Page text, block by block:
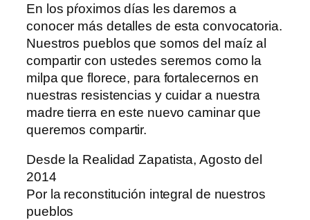
En los pŕoximos días les daremos a
conocer más detalles de esta convocatoria.
Nuestros pueblos que somos del maíz al
compartir con ustedes seremos como la
milpa que florece, para fortalecernos en
nuestras resistencias y cuidar a nuestra
madre tierra en este nuevo caminar que
queremos compartir.
Desde la Realidad Zapatista, Agosto del
2014
Por la reconstitución integral de nuestros
pueblos